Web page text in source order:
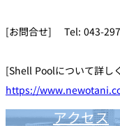
[お問合せ] Tel: 043-
[Shell Poolについて詳し
https://
アクセス